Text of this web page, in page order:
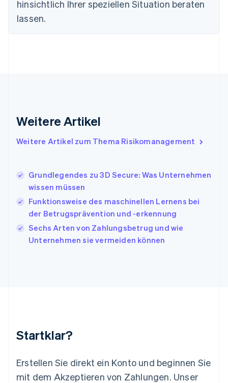
hinsichtlich Ihrer speziellen Situation beraten
lassen.
Weitere Artikel
Weitere Artikel zum Thema Risikomanagement
Grundlegendes zu 3D Secure: Was Unternehmen
wissen müssen
Funktionsweise des maschinellen Lernens bei
der Betrugsprävention und -erkennung
Sechs Arten von Zahlungsbetrug und wie
Unternehmen sie vermeiden können
Startklar?
Erstellen Sie direkt ein Konto und beginnen Sie
mit dem Akzeptieren von Zahlungen. Unser
Frankreich
Français
Italien
Italiano English
Japan
日本語 English
Kroatien
EnglishItaliano
Lettland
Liechtenstein
DeutschEnglish
Litauen
Español English
Niederlande
NederlandsEnglish